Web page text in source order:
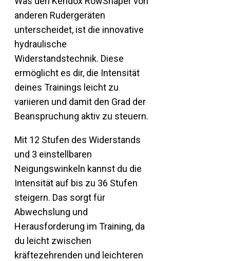
anderen Rudergeräten
unterscheidet, ist die innovative
hydraulische
Widerstandstechnik. Diese
ermöglicht es dir, die Intensität
deines Trainings leicht zu
variieren und damit den Grad der
Beanspruchung aktiv zu steuern.
Mit 12 Stufen des Widerstands
und 3 einstellbaren
Neigungswinkeln kannst du die
Intensität auf bis zu 36 Stufen
steigern. Das sorgt für
Abwechslung und
Herausforderung im Training, da
du leicht zwischen
kräftezehrenden und leichteren